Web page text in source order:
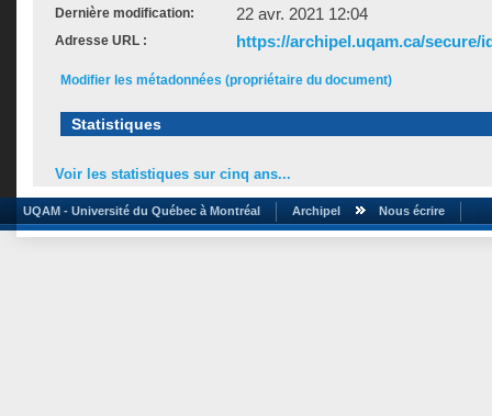
Dernière modification: 22 avr. 2021 12:04
Adresse URL : https://archipel.uqam.ca/secure/
Modifier les métadonnées (propriétaire du document)
Statistiques
Voir les statistiques sur cinq ans...
UQAM - Université du Québec à Montréal Archipel Nous écrire